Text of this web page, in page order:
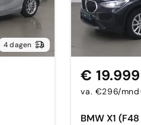
4 dagen
BMW X1
€ 19.999
va. €296/mnd